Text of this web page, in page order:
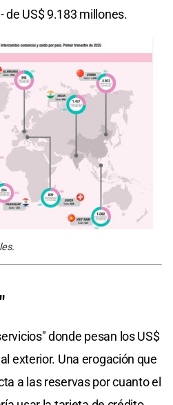
de US$ 9.183 millones.
donde pesan los US$
exterior. Una erogación que
a las reservas por cuanto el